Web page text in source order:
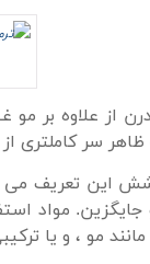
از علاوه بر مو
ظاهر سر کاملتری از
این تعریف می
جایگزین. مواد
مانند مو ، و یا